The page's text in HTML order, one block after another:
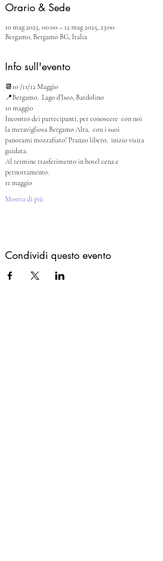
Orario & Sede
10 mag 2025, 00:00 – 12 mag 2025, 23:00
Bergamo, Bergamo BG, Italia
Info sull'evento
📆10 /11/12 Maggio
📍Bergamo,  Lago d’Iseo, Bardolino
10 maggio
Incontro dei partecipanti, per conoscere  con noi
la meravigliosa Bergamo Alta,  con i suoi
panorami mozzafiato! Pranzo libero,  inizio visita
guidata.
Al termine trasferimento in hotel cena e
pernottamento.
11 maggio
Mostra di più
Condividi questo evento